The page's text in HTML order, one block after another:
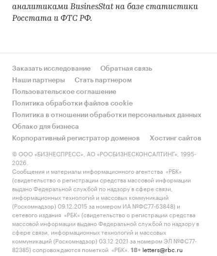
аналитиками BusinesStat на базе статистики
Росстата и ФТС РФ.
Заказать исследование
Обратная связь
Наши партнеры
Стать партнером
Пользовательское соглашение
Политика обработки файлов cookie
Политика в отношении обработки персональных данных
Облако для бизнеса
Корпоративный регистратор доменов
Хостинг сайтов
© ООО «БИЗНЕСПРЕСС», АО «РОСБИЗНЕСКОНСАЛТИНГ», 1995-
2026.
Сообщения и материалы информационного агентства «РБК»
(свидетельство о регистрации средства массовой информации
выдано Федеральной службой по надзору в сфере связи,
информационных технологий и массовых коммуникаций
(Роскомнадзор) 09.12.2015 за номером ИА №ФС77-63848) и
сетевого издания «РБК» (свидетельство о регистрации средства
массовой информации выдано Федеральной службой по надзору в
сфере связи, информационных технологий и массовых
коммуникаций (Роскомнадзор) 03.12.2021 за номером ЭЛ №ФС77-
82385) сопровождаются пометкой «РБК».
18+ letters@rbc.ru